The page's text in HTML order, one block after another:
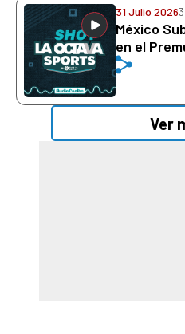
31 Julio 2026
México
en el
Ver